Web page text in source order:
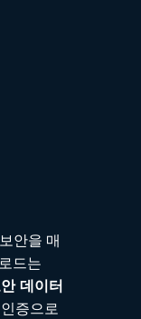
안을 매
드는
데이터
증으로